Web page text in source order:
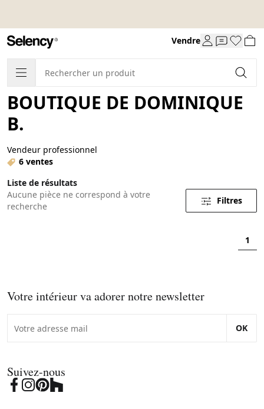
Vendre
BOUTIQUE DE DOMINIQUE
B.
Vendeur professionnel
6 ventes
Liste de résultats
Aucune pièce ne correspond à votre
recherche
Filtres
1
Votre intérieur va adorer notre newsletter
OK
Suivez-nous